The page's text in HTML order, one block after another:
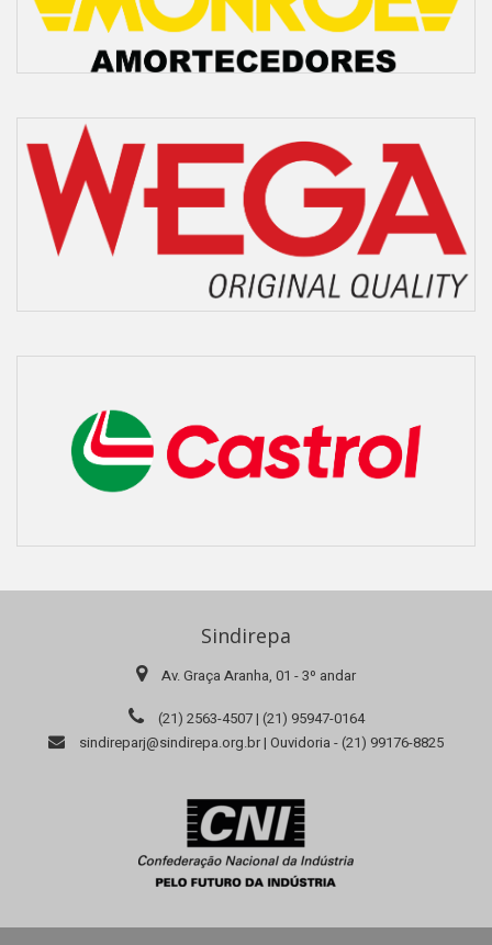
Sindirepa
Av. Graça Aranha, 01 - 3º andar
(21) 2563-4507 | (21) 95947-0164
sindireparj@sindirepa.org.br | Ouvidoria - (21) 99176-8825